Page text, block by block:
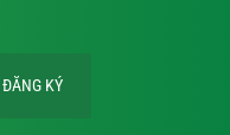
ĐĂNG KÝ